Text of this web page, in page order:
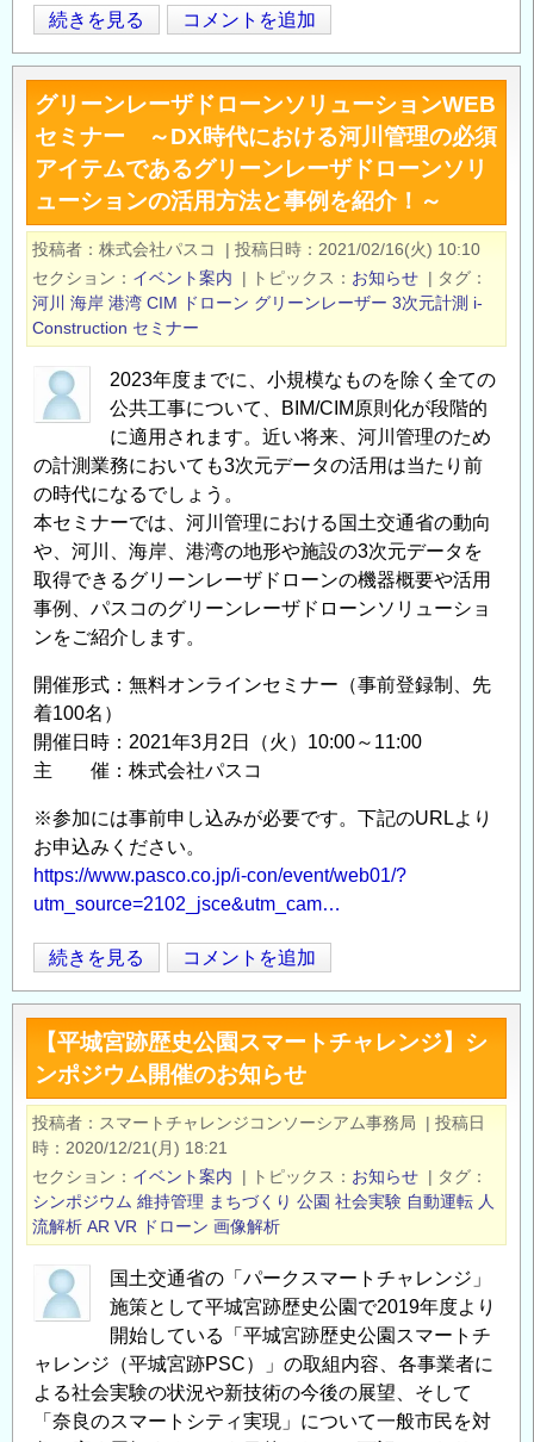
内
の
第
21
回
ジ
オ
テ
ク
講
演
会
（空
洞
調
査・
盤
探
査・
ド
ロ
ー
ン・
地
盤
AI）
オ
ラ
イ
ン
形
式
の
続きを見る コメントを追加
グリーンレーザドローンソリューションWEB
セミナー ～DX時代における河川管理の必須
アイテムであるグリーンレーザドローンソリ
ューションの活用方法と事例を紹介！～
投稿者 株式会社パスコ | 投稿日時
2021/02/16(火) 10:10
セクション
イベント案内 | トピックス お知らせ | タグ
河川
海岸 港湾 CIM ドローン グリーンレーザー 3次元計測 i-
Construction セミナー
2023年度までに、小規模なものを除く全ての
公共工事について、BIM/CIM原則化が段階的
に適用されます。近い将来、河川管理のため
の計測業務においても3次元データの活用は当たり前
の時代になるでしょう。
本セミナーでは、河川管理における国土交通省の動向
や、河川、海岸、港湾の地形や施設の3次元データを
取得できるグリーンレーザドローンの機器概要や活用
事例、パスコのグリーンレーザドローンソリューショ
ンをご紹介します。
開催形式：無料オンラインセミナー（事前登録制、先
着100名）
開催日時：2021年3月2日（火）10:00～11:00
主 催：株式会社パスコ
※参加には事前申し込みが必要です。下記のURLより
お申込みください。
https://www.pasco.co.jp/i-con/event/web01/?
utm_source=2102_jsce&utm_cam…
グ
リ
ー
ン
レ
ー
ザ
ド
ロ
ー
ソ
リ
ー
シ
ョ
続きを見る コメントを追加
【平城宮跡歴史公園スマートチャレンジ】シ
ンポジウム開催のお知らせ
投稿者 スマートチャレンジコンソーシアム事務局 | 投稿日
時
2020/12/21(月) 18:21
セクション
イベント案内 | トピックス お知らせ | タグ
シンポジウム 維持管理 まちづくり 公園 社会実験 自動運転 人
流解析 AR VR ドローン 画像解析
国土交通省の「パークスマートチャレンジ」
施策として平城宮跡歴史公園で2019年度より
開始している「平城宮跡歴史公園スマートチ
ャレンジ（平城宮跡PSC）」の取組内容、各事業者に
よる社会実験の状況や新技術の今後の展望、そして
「奈良のスマートシティ実現」について一般市民を対